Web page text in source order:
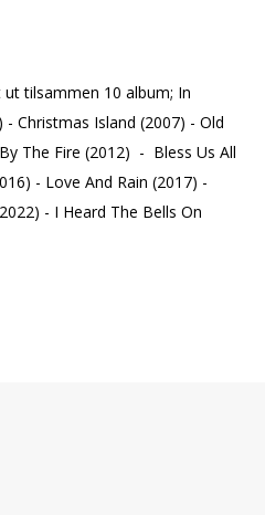
tilsammen 10 album; In
Christmas Island (2007) - Old
The Fire (2012) - Bless Us All
- Love And Rain (2017) -
- I Heard The Bells On